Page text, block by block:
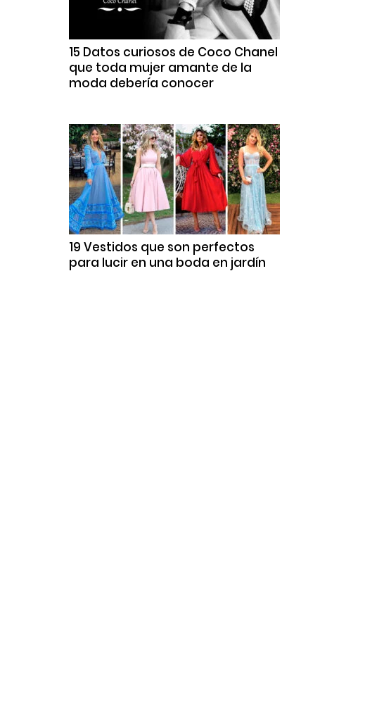
15 Datos curiosos de Coco Chanel
que toda mujer amante de la
moda debería conocer
19 Vestidos que son perfectos
para lucir en una boda en jardín